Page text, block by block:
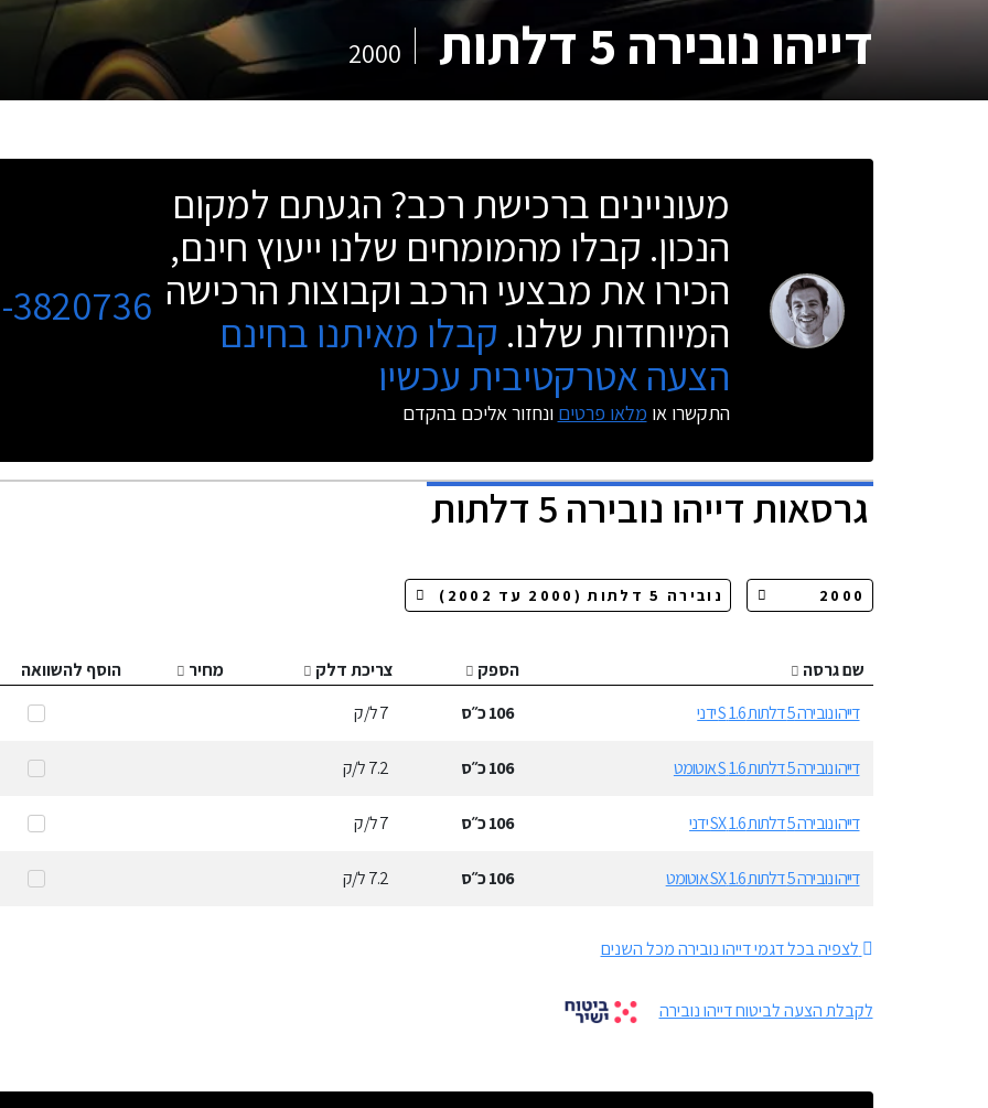
דייהו נובירה 5 דלתות 2000
מעוניינים ברכישת רכב? הגעתם למקום
הנכון. קבלו מהמומחים שלנו ייעוץ חינם,
הכירו את מבצעי הרכב וקבוצות הרכישה
המיוחדות שלנו. קבלו מאיתנו בחינם
הצעה אטרקטיבית עכשיו
התקשרו או מלאו פרטים ונחזור אליכם בהקדם
3820736
גרסאותדייהו נובירה 5 דלתות
שם גרסה הספק צריכת דלק מחיר
הוסף להשוואה
דייהו נובירה 5 דלתות 1.6 S ידני
106כ״ס 7ל/ק
דייהו נובירה 5 דלתות 1.6 S אוטומט 106כ״ס 7.2ל/ק
דייהו נובירה 5 דלתות 1.6 SX ידני 106כ״ס 7ל/ק
דייהו נובירה 5 דלתות 1.6 SX אוטומט 106כ״ס 7.2ל/ק
לצפיה בכל דגמי דייהו נובירה מכל השנים
לקבלת הצעה לביטוח דייהו נובירה